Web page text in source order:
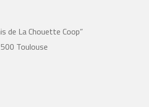
de La Chouette Coop”
Toulouse